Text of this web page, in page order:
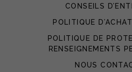
CONSEILS
POLITIQUE
POLITIQUE DE
RENSEIGNEMENTS
NOUS